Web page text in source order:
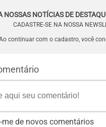
NOSSAS NOTÍCIAS DE
CADASTRE-SE NA NOSSA
continuar com o cadastro, você
me de novos comentários